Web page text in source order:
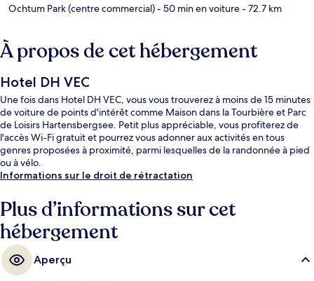
Ochtum Park (centre commercial)- 50 min en voiture- 72.7 km
À propos de cet hébergement
Hotel DH VEC
Une fois dans Hotel DH VEC, vous vous trouverez à moins de 15 minutes
de voiture de points d'intérêt comme Maison dans la Tourbière et Parc
de Loisirs Hartensbergsee. Petit plus appréciable, vous profiterez de
l'accès Wi-Fi gratuit et pourrez vous adonner aux activités en tous
genres proposées à proximité, parmi lesquelles de la randonnée à pied
ou à vélo.
Informations sur le droit de rétractation
Plus d’informations sur cet
hébergement
Aperçu